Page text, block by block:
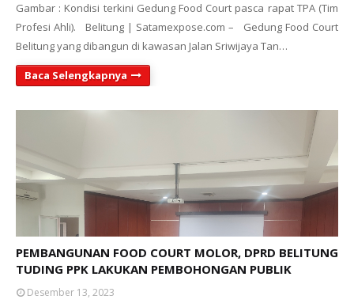
Gambar : Kondisi terkini Gedung Food Court pasca rapat TPA (Tim
Profesi Ahli). Belitung | Satamexpose.com – Gedung Food Court
Belitung yang dibangun di kawasan Jalan Sriwijaya Tan…
Baca Selengkapnya
PEMBANGUNAN FOOD COURT MOLOR, DPRD BELITUNG
TUDING PPK LAKUKAN PEMBOHONGAN PUBLIK
Desember 13, 2023